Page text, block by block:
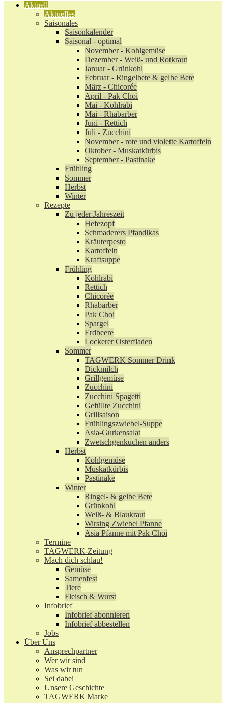
Aktuell
Aktuelles
Saisonales
Saisonkalender
Saisonal - optimal
November - Kohlgemüse
Dezember - Weiß- und Rotkraut
Januar - Grünkohl
Februar - Ringelbete & gelbe Bete
März - Chicorée
April - Pak Choi
Mai - Kohlrabi
Mai - Rhabarber
Juni - Rettich
Juli - Zucchini
November - rote und violette Kartoffeln
Oktober - Muskatkürbis
September - Pastinake
Frühling
Sommer
Herbst
Winter
Rezepte
Zu jeder Jahreszeit
Hefezopf
Schmaderers Pfandlkas
Kräuterpesto
Kartoffeln
Kraftsuppe
Frühling
Kohlrabi
Rettich
Chicorée
Rhabarber
Pak Choi
Spargel
Erdbeere
Lockerer Osterfladen
Sommer
TAGWERK Sommer Drink
Dickmilch
Grillgemüse
Zucchini
Zucchini Spagetti
Gefüllte Zucchini
Grillsaison
Frühlingszwiebel-Suppe
Asia-Gurkensalat
Zwetschgenkuchen anders
Herbst
Kohlgemüse
Muskatkürbis
Pastinake
Winter
Ringel- & gelbe Bete
Grünkohl
Weiß- & Blaukraut
Wirsing Zwiebel Pfanne
Asia Pfanne mit Pak Choi
Termine
TAGWERK-Zeitung
Mach dich schlau!
Gemüse
Samenfest
Tiere
Fleisch & Wurst
Infobrief
Infobrief abonnieren
Infobrief abbestellen
Jobs
Über Uns
Ansprechpartner
Wer wir sind
Was wir tun
Sei dabei
Unsere Geschichte
TAGWERK Marke